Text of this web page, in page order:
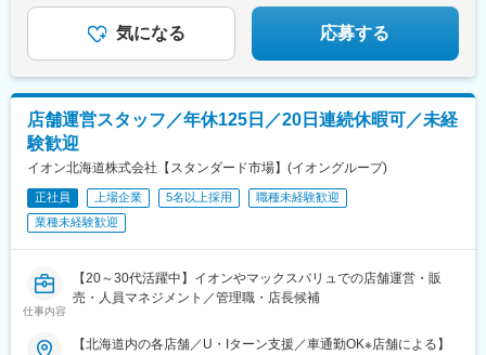
気になる 応募する
店舗運営スタッフ／年休125日／20日連続休暇可／未経
験歓迎
イオン北海道株式会社【スタンダード市場】(イオングループ)
正社員 上場企業 5名以上採用
職種未経験歓迎
業種未経験歓迎
仕事内容
【20～30代活躍中】イオンやマックスバリュでの店舗運営・販
売・人員マネジメント／管理職・店長候補
【北海道内の各店舗／U・Iターン支援／車通勤OK※店舗による】